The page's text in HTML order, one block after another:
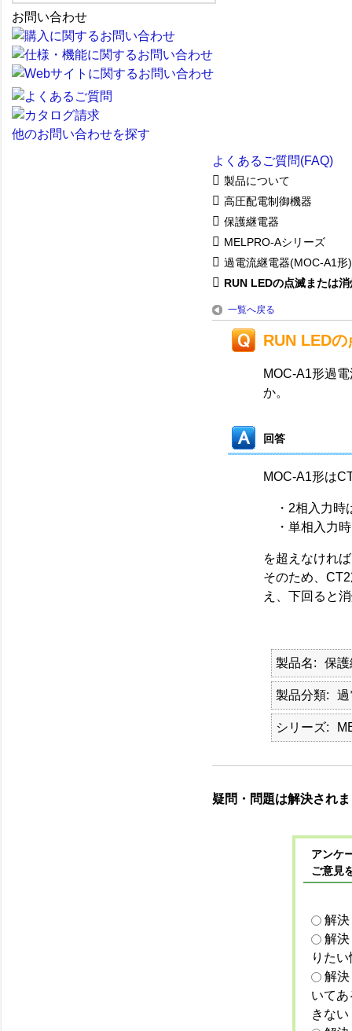
お問い合わせ
他のお問い合わせを探す
よくあるご質問(FAQ)
製品について
高圧配電制御機器
保護継電器
MELPRO-Aシリーズ
過電流継電器(MOC-A1形)
RUN LEDの点滅または消
一覧へ戻る
RUN LED
MOC-A1形過
か。
回答
MOC-A1形は
・2相入力時
・単相入力
を超えなけれ
そのため、
え、下回ると
製品名 保
製品分類 過
シリーズ
疑問・問題は解決され
アンケ
ご意見
解
解
りた
解
いて
きない